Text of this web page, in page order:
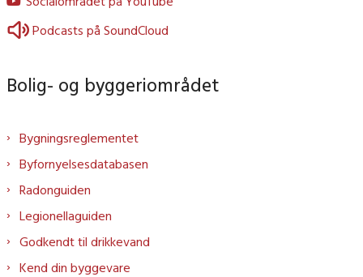
Podcasts på SoundCloud
Bolig- og byggeriområdet
Bygningsreglementet
Byfornyelsesdatabasen
Radonguiden
Legionellaguiden
Godkendt til drikkevand
Kend din byggevare